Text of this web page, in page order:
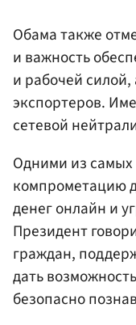
Обама также
и важность
и рабочей
экспортеров.
сетевой
Одними из самых
компрометацию
денег онлайн и
Президент
граждан,
дать
безопасно